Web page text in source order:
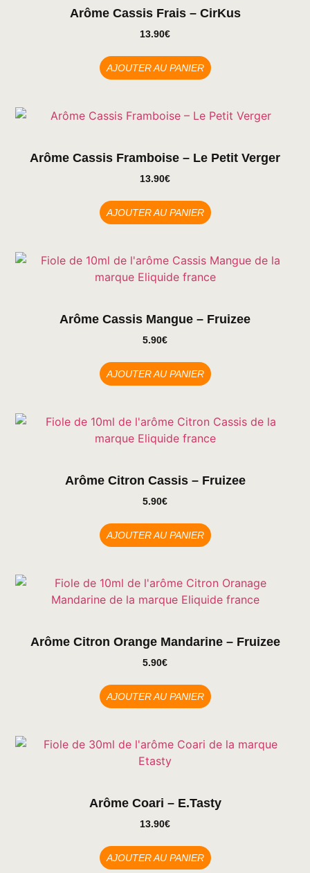
Arôme Cassis Frais – CirKus
13.90€
AJOUTER AU PANIER
Arôme Cassis Framboise – Le Petit Verger
13.90€
AJOUTER AU PANIER
Arôme Cassis Mangue – Fruizee
5.90€
AJOUTER AU PANIER
Arôme Citron Cassis – Fruizee
5.90€
AJOUTER AU PANIER
Arôme Citron Orange Mandarine – Fruizee
5.90€
AJOUTER AU PANIER
Arôme Coari – E.tasty
13.90€
AJOUTER AU PANIER